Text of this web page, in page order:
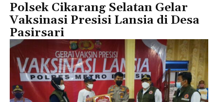
Polsek Cikarang Selatan Gelar
Vaksinasi Presisi Lansia di Desa
Pasirsari